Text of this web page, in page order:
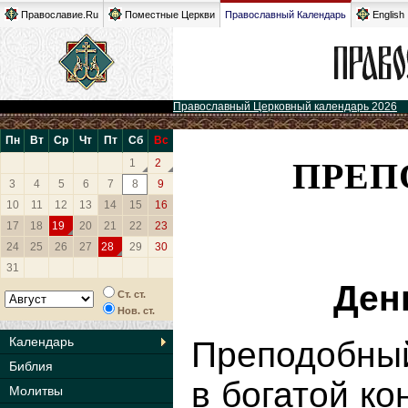
Православие.Ru Поместные Церкви Православный Календарь English
Православный Церковный календарь 2026
Пн Вт Ср Чт Пт Сб
Вс
1
2
3
4 5 6 7 8
9
10
11 12 13 14 15
16
17
18 19 20 21 22
23
24
25 26 27 28 29
30
31
Ст. ст.
Нов. ст.
Календарь
Библия
Молитвы
в богатой